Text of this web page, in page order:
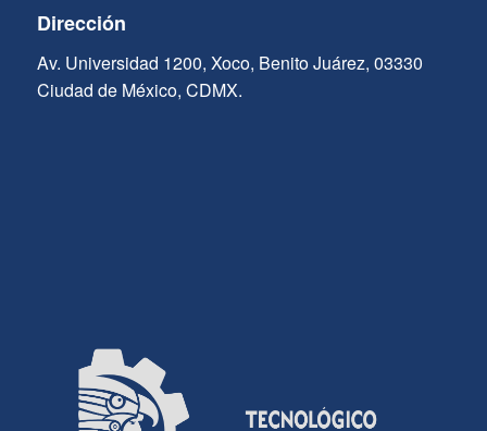
Dirección
Av. Universidad 1200, Xoco, Benito Juárez, 03330
Ciudad de México, CDMX.